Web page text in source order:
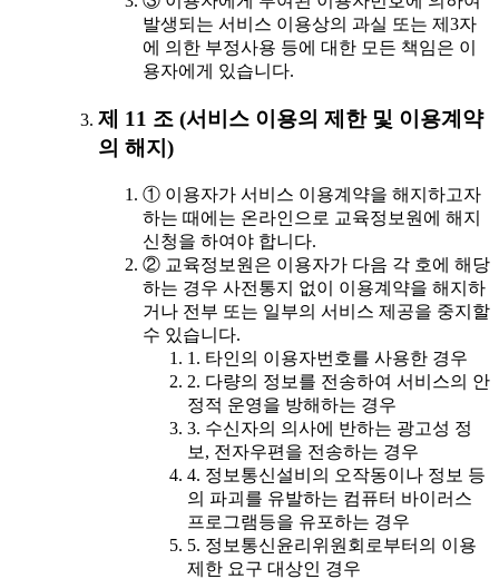
발생되는 서비스 이용상의 과실 또는 제3자
에 의한 부정사용 등에 대한 모든 책임은 이
용자에게 있습니다.
제 11 조 (서비스 이용의 제한 및 이용계약
의 해지)
① 이용자가 서비스 이용계약을 해지하고자
하는 때에는 온라인으로 교육정보원에 해지
신청을 하여야 합니다.
② 교육정보원은 이용자가 다음 각 호에 해당
하는 경우 사전통지 없이 이용계약을 해지하
거나 전부 또는 일부의 서비스 제공을 중지할
수 있습니다.
1. 타인의 이용자번호를 사용한 경우
2. 다량의 정보를 전송하여 서비스의 안
정적 운영을 방해하는 경우
3. 수신자의 의사에 반하는 광고성 정
보, 전자우편을 전송하는 경우
4. 정보통신설비의 오작동이나 정보 등
의 파괴를 유발하는 컴퓨터 바이러스
프로그램등을 유포하는 경우
5. 정보통신윤리위원회로부터의 이용
제한 요구 대상인 경우